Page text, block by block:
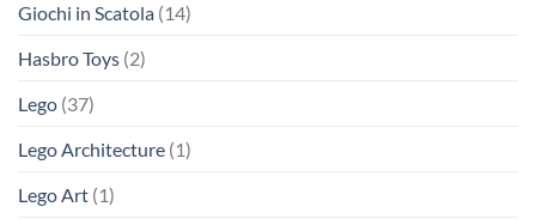
Giochi in Scatola (14)
Hasbro Toys (2)
Lego (37)
Lego Architecture (1)
Lego Art (1)